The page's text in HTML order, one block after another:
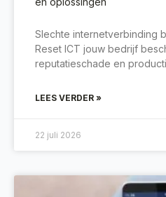
Slechte internetverbinding
Reset ICT jouw bedrijf
reputatieschade en
LEES VERDER »
22 juli 2026